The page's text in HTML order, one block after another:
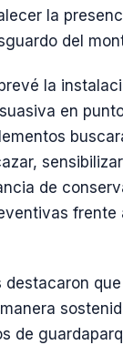
la
del
la
en
de
frente
destacaron
de